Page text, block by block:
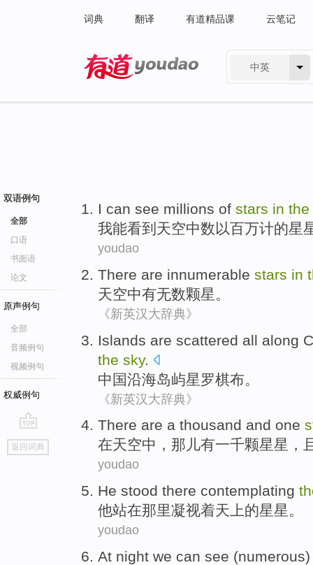
词典 翻译 有道精品课 云笔记
中英
双语例句
全部
口语
书面语
论文
原声例句
全部
音频例句
视频例句
权威例句
go
top
返回词典
I can see millions of stars in the
我能看到 天空中数以百万计的星
youdao
There are innumerable stars in
天空中有无数颗星。
《新英汉大辞典》
Islands are scattered all along
the sky.
中国沿海岛屿星罗棋布 。
《新英汉大辞典》
There are a thousand and one
在天空中， 那儿有一千颗星星 ，
youdao
He stood there contemplating
他站在那里凝视着天上的星星。
youdao
At night we can see (numerous